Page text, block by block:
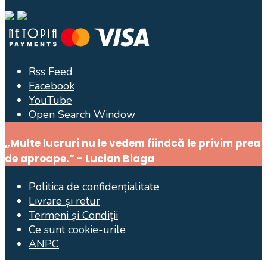
Rss Feed
Facebook
YouTube
Open Search Window
„Multe lucruri nu le vedem fiindcă le privim prea
de aproape.” - Lucian Blaga
Politica de confidențialitate
Livrare și retur
Termeni și Condiții
Ce sunt cookie-urile
ANPC